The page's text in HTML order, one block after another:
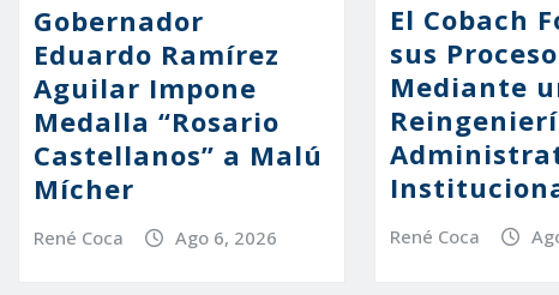
Gobernador
Eduardo Ramírez
Aguilar Impone
Medalla “Rosario
Castellanos” a Malú
Mícher
René Coca Ago 6, 2026
El Cobach
sus
Mediante
René Coca